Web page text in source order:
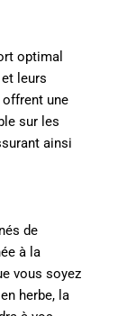
optimal
leurs
une
sur les
ainsi
de
à la
vous soyez
herbe, la